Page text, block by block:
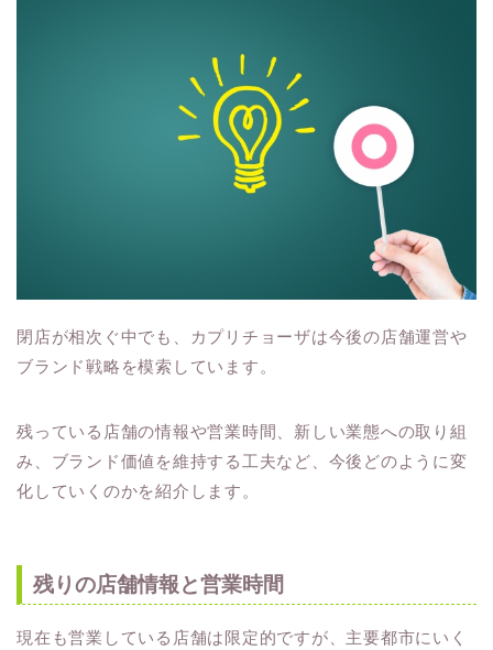
閉店が相次ぐ中でも、カプリチョーザは今後の店舗運営や
ブランド戦略を模索しています。
残っている店舗の情報や営業時間、新しい業態への取り組
み、ブランド価値を維持する工夫など、今後どのように変
化していくのかを紹介します。
残りの店舗情報と営業時間
現在も営業している店舗は限定的ですが、主要都市にいく